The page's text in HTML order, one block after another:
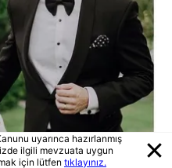
uyarınca hazırlanmış
ilgili mevzuata uygun
için lütfen tıklayınız.